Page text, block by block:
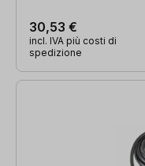
30,53 €
incl. IVA più costi di
spedizione